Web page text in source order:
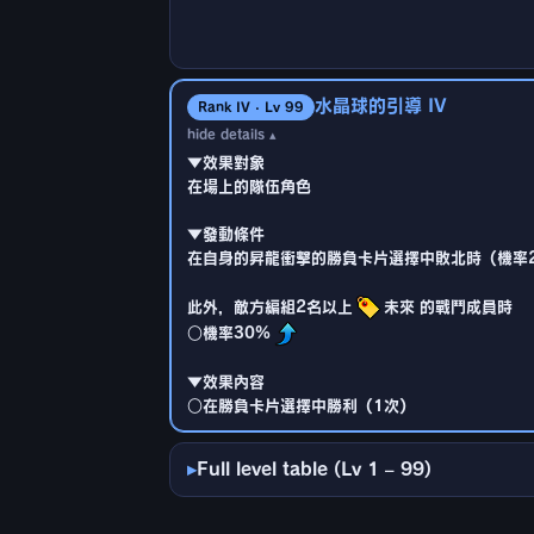
▼效果內容
○在勝負卡片選擇中勝利（1次）
▼發動條件
在自身的昇龍衝擊的勝負卡片選擇中敗北時（機率
此外，敵方編組2名以上
○機率27%
▼效果內容
○在勝負卡片選擇中勝利（1次）
Rank IV · Lv 99 水晶球的引導 IV
hide details ▴
▼效果對象
在場上的隊伍角色
▼發動條件
在自身的昇龍衝擊的勝負卡片選擇中敗北時（機率
此外，敵方編組2名以上
未來 的戰鬥成員時
○機率30%
▼效果內容
○在勝負卡片選擇中勝利（1次）
Full level table (Lv 1 – 99)